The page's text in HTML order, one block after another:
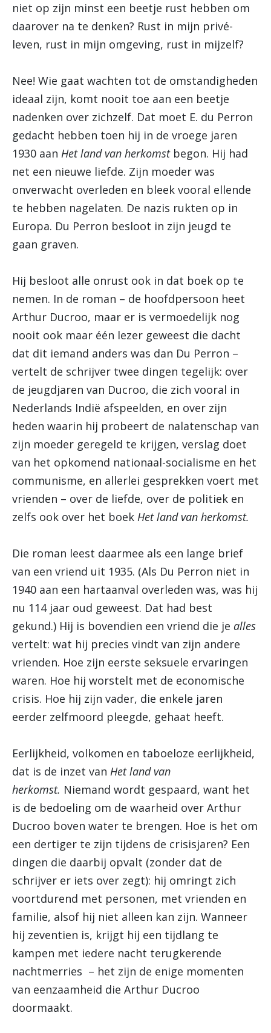
niet op zijn minst een beetje rust hebben om
daarover na te denken? Rust in mijn privé-
leven, rust in mijn omgeving, rust in mijzelf?
Nee! Wie gaat wachten tot de omstandigheden
ideaal zijn, komt nooit toe aan een beetje
nadenken over zichzelf. Dat moet E. du Perron
gedacht hebben toen hij in de vroege jaren
1930 aan Het land van herkomstbegon. Hij had
net een nieuwe liefde. Zijn moeder was
onverwacht overleden en bleek vooral ellende
te hebben nagelaten. De nazis rukten op in
Europa. Du Perron besloot in zijn jeugd te
gaan graven.
Hij besloot alle onrust ook in dat boek op te
nemen. In de roman – de hoofdpersoon heet
Arthur Ducroo, maar er is vermoedelijk nog
nooit ook maar één lezer geweest die dacht
dat dit iemand anders was dan Du Perron –
vertelt de schrijver twee dingen tegelijk: over
de jeugdjaren van Ducroo, die zich vooral in
Nederlands Indië afspeelden, en over zijn
heden waarin hij probeert de nalatenschap van
zijn moeder geregeld te krijgen, verslag doet
van het opkomend nationaal-socialisme en het
communisme, en allerlei gesprekken voert met
vrienden – over de liefde, over de politiek en
zelfs ook over het boek Het land van herkomst.
Die roman leest daarmee als een lange brief
van een vriend uit 1935. (Als Du Perron niet in
1940 aan een hartaanval overleden was, was hij
nu 114 jaar oud geweest. Dat had best
gekund.) Hij is bovendien een vriend die je alles
vertelt: wat hij precies vindt van zijn andere
vrienden. Hoe zijn eerste seksuele ervaringen
waren. Hoe hij worstelt met de economische
crisis. Hoe hij zijn vader, die enkele jaren
eerder zelfmoord pleegde, gehaat heeft.
Eerlijkheid, volkomen en taboeloze eerlijkheid,
dat is de inzet van Het land van
herkomst. Niemand wordt gespaard, want het
is de bedoeling om de waarheid over Arthur
Ducroo boven water te brengen. Hoe is het om
een dertiger te zijn tijdens de crisisjaren? Een
dingen die daarbij opvalt (zonder dat de
schrijver er iets over zegt): hij omringt zich
voortdurend met personen, met vrienden en
familie, alsof hij niet alleen kan zijn. Wanneer
hij zeventien is, krijgt hij een tijdlang te
kampen met iedere nacht terugkerende
nachtmerries – het zijn de enige momenten
van eenzaamheid die Arthur Ducroo
doormaakt.